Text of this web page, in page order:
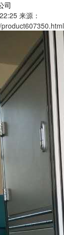
司
来源：